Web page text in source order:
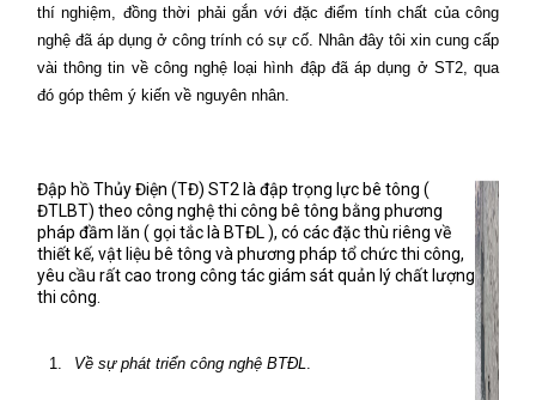
thí nghiệm, đồng thời phải gắn với đặc điểm tính chất của công
nghệ đã áp dụng ở công trính có sự cố. Nhân đây tôi xin cung cấp
vài thông tin về công nghệ loại hình đập đã áp dụng ở ST2, qua
đó góp thêm ý kiến về nguyên nhân.
Đập hồ Thủy Điện (TĐ) ST2 là đập trọng lực bê tông (
ĐTLBT) theo công nghệ thi công bê tông bằng phương
pháp đầm lăn ( gọi tắc là BTĐL ), có các đặc thù riêng về
thiết kế, vật liệu bê tông và phương pháp tổ chức thi công,
yêu cầu rất cao trong công tác giám sát quản lý chất lượng
thi công.
1. Về sự phát triển công nghệ BTĐL.